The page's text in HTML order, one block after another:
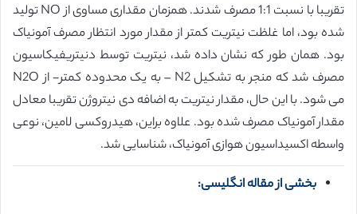
تقریبا با نسبت 1:1 مصرف شدند. همزمان مقداری مساوی از NO تولید
شده بود، اما غلظت نیتریت کمتر از مقدار مورد انتظار مصرف آمونیاک
بود. همان طور که نشان داده شد، نیتریت توسط دنیتریفیکاسیون
مصرف شد که منجر به تشکیل N2 – به یک محدوده کمتر- از N2O
می شود. با این حال، مقدار نیتریت به اضافه دی نیتروژن تقریبا معادل
مقدار آمونیاک مصرف شده بود. علاوه براین، هیدروکسی لامین، نوعی
واسطه اکسیداسیون هوازی آمونیاک، شناسایی شد.
بخشی از مقاله انگلیسی: